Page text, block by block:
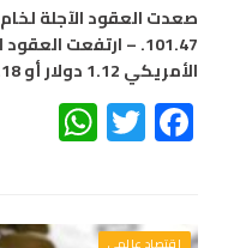
101.47. – ارتفعت
الأمريكي 1.12 دولار أو 1.18 بالمئة إلى 95.93 دولار للبرميل.…
Facebook
Twitter
اقتصاد عالمي